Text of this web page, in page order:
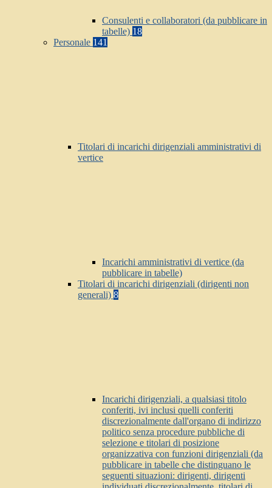
Consulenti e collaboratori (da pubblicare in
tabelle) 18
Personale 141
Titolari di incarichi dirigenziali amministrativi di
vertice
Incarichi amministrativi di vertice (da
pubblicare in tabelle)
Titolari di incarichi dirigenziali (dirigenti non
generali) 8
Incarichi dirigenziali, a qualsiasi titolo
conferiti, ivi inclusi quelli conferiti
discrezionalmente dall'organo di indirizzo
politico senza procedure pubbliche di
selezione e titolari di posizione
organizzativa con funzioni dirigenziali (da
pubblicare in tabelle che distinguano le
seguenti situazioni: dirigenti, dirigenti